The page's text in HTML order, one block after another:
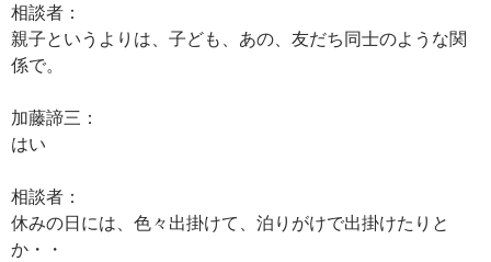
相談者：
親子というよりは、子ども、あの、友だち同士のような関
係で。
加藤諦三：
はい
相談者：
休みの日には、色々出掛けて、泊りがけで出掛けたりと
か・・